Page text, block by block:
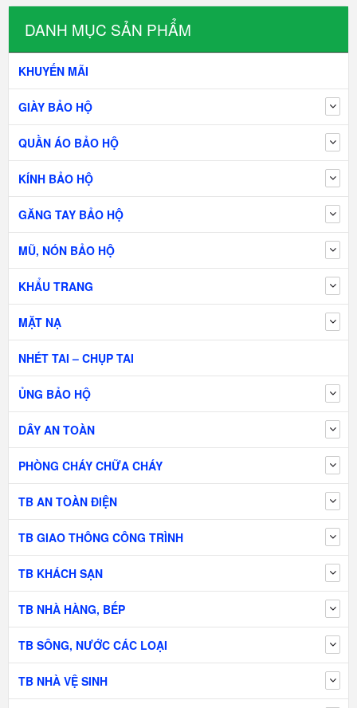
DANH MỤC SẢN PHẨM
KHUYẾN MÃI
GIÀY BẢO HỘ
QUẦN ÁO BẢO HỘ
KÍNH BẢO HỘ
GĂNG TAY BẢO HỘ
MŨ, NÓN BẢO HỘ
KHẨU TRANG
MẶT NẠ
NHÉT TAI – CHỤP TAI
ỦNG BẢO HỘ
DÂY AN TOÀN
PHÒNG CHÁY CHỮA CHÁY
TB AN TOÀN ĐIỆN
TB GIAO THÔNG CÔNG TRÌNH
TB KHÁCH SẠN
TB NHÀ HÀNG, BẾP
TB SÔNG, NƯỚC CÁC LOẠI
TB NHÀ VỆ SINH